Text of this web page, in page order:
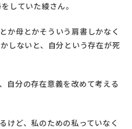
していた綾さん。
か母とかそういう肩書しかなく
しないと、自分という存在が死
自分の存在意義を改めて考える
けど、私のための私っていなく